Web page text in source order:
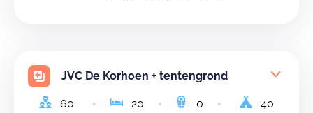
JVC De Korhoen + tentengrond
60 20 0
40